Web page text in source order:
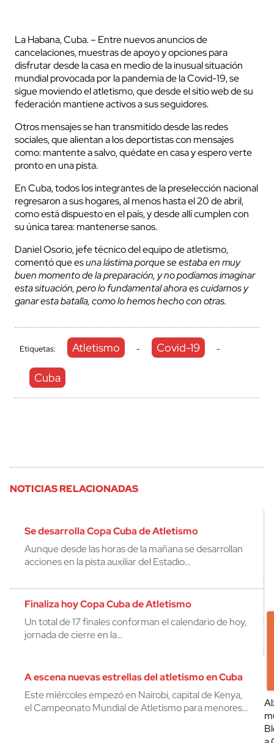
La Habana, Cuba. – Entre nuevos anuncios de
cancelaciones, muestras de apoyo y opciones para
disfrutar desde la casa en medio de la inusual situación
mundial provocada por la pandemia de la Covid-19, se
sigue moviendo el atletismo, que desde el sitio web de su
federación mantiene activos a sus seguidores.
Otros mensajes se han transmitido desde las redes
sociales, que alientan a los deportistas con mensajes
como: mantente a salvo, quédate en casa y espero verte
pronto en una pista.
En Cuba, todos los integrantes de la preselección nacional
regresaron a sus hogares, al menos hasta el 20 de abril,
como está dispuesto en el país, y desde allí cumplen con
su única tarea: mantenerse sanos.
Daniel Osorio, jefe técnico del equipo de atletismo,
comentó quees una lástima porque se estaba en muy
buen momento de la preparación, y no podíamos imaginar
esta situación, pero lo fundamental ahora es cuidarnos y
ganar esta batalla, como lo hemos hecho con otras.
Etiquetas: Atletismo - Covid-19 -
Cuba
NOTICIAS RELACIONADAS
Se desarrolla Copa Cuba de Atletismo
Aunque desde las horas de la mañana se desarrollan
acciones en la pista auxiliar del Estadio…
Finaliza hoy Copa Cuba de Atletismo
Un total de 17 finales conforman el calendario de hoy,
jornada de cierre en la…
A escena nuevas estrellas del atletismo en Cuba
Este miércoles empezó en Nairobi, capital de Kenya,
el Campeonato Mundial de Atletismo para menores…